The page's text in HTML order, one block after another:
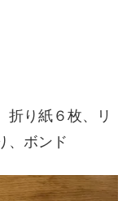
折り紙６枚、リ
、ボンド